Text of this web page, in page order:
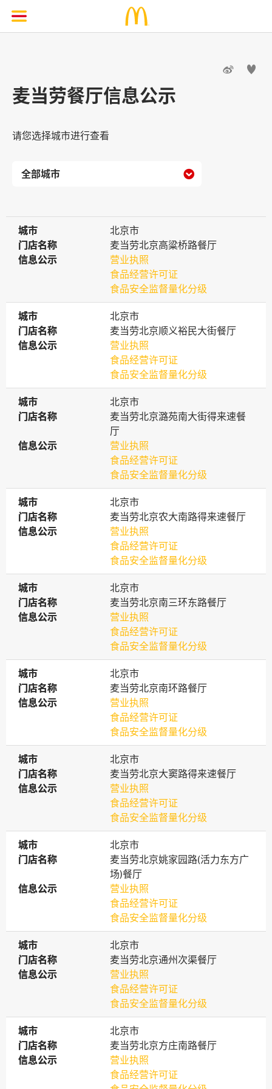
 
麦当劳餐厅信息公示
请您选择城市进行查看

城市
城市
北京市
门店名称
门店名称
麦当劳北京高粱桥路餐厅
信息公示
信息公示
营业执照
食品经营许可证
食品安全监督量化分级
城市
城市
北京市
门店名称
门店名称
麦当劳北京顺义裕民大街餐厅
信息公示
信息公示
营业执照
食品经营许可证
食品安全监督量化分级
城市
城市
北京市
门店名称
门店名称
麦当劳北京潞苑南大街得来速餐
厅
信息公示
信息公示
营业执照
食品经营许可证
食品安全监督量化分级
城市
城市
北京市
门店名称
门店名称
麦当劳北京农大南路得来速餐厅
信息公示
信息公示
营业执照
食品经营许可证
食品安全监督量化分级
城市
城市
北京市
门店名称
门店名称
麦当劳北京南三环东路餐厅
信息公示
信息公示
营业执照
食品经营许可证
食品安全监督量化分级
城市
城市
北京市
门店名称
门店名称
麦当劳北京南环路餐厅
信息公示
信息公示
营业执照
食品经营许可证
食品安全监督量化分级
城市
城市
北京市
门店名称
门店名称
麦当劳北京大窦路得来速餐厅
信息公示
信息公示
营业执照
食品经营许可证
食品安全监督量化分级
城市
城市
北京市
门店名称
门店名称
麦当劳北京姚家园路(活力东方广
场)餐厅
信息公示
信息公示
营业执照
食品经营许可证
食品安全监督量化分级
城市
城市
北京市
门店名称
门店名称
麦当劳北京通州次渠餐厅
信息公示
信息公示
营业执照
食品经营许可证
食品安全监督量化分级
城市
城市
北京市
门店名称
门店名称
麦当劳北京方庄南路餐厅
信息公示
信息公示
营业执照
食品经营许可证